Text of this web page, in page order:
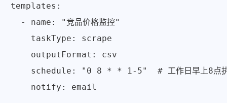
templates:
  - name: "竞品价格监控"
    taskType: scrape
    outputFormat: csv
schedule: "0 8 * * 1-5"  # 工作日早上8点
    notify: email